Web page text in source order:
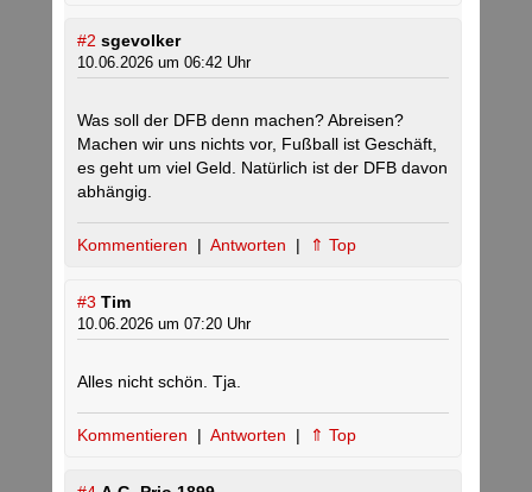
#2 sgevolker
10.06.2026 um 06:42 Uhr
Was soll der DFB denn machen? Abreisen?
Machen wir uns nichts vor, Fußball ist Geschäft,
es geht um viel Geld. Natürlich ist der DFB davon
abhängig.
Kommentieren | Antworten | ⇑ Top
#3 Tim
10.06.2026 um 07:20 Uhr
Alles nicht schön. Tja.
Kommentieren | Antworten | ⇑ Top